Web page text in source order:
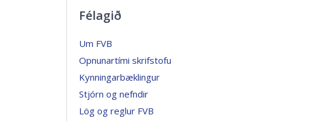
Félagið
Um FVB
Opnunartími skrifstofu
Kynningarbæklingur
Stjórn og nefndir
Lög og reglur FVB